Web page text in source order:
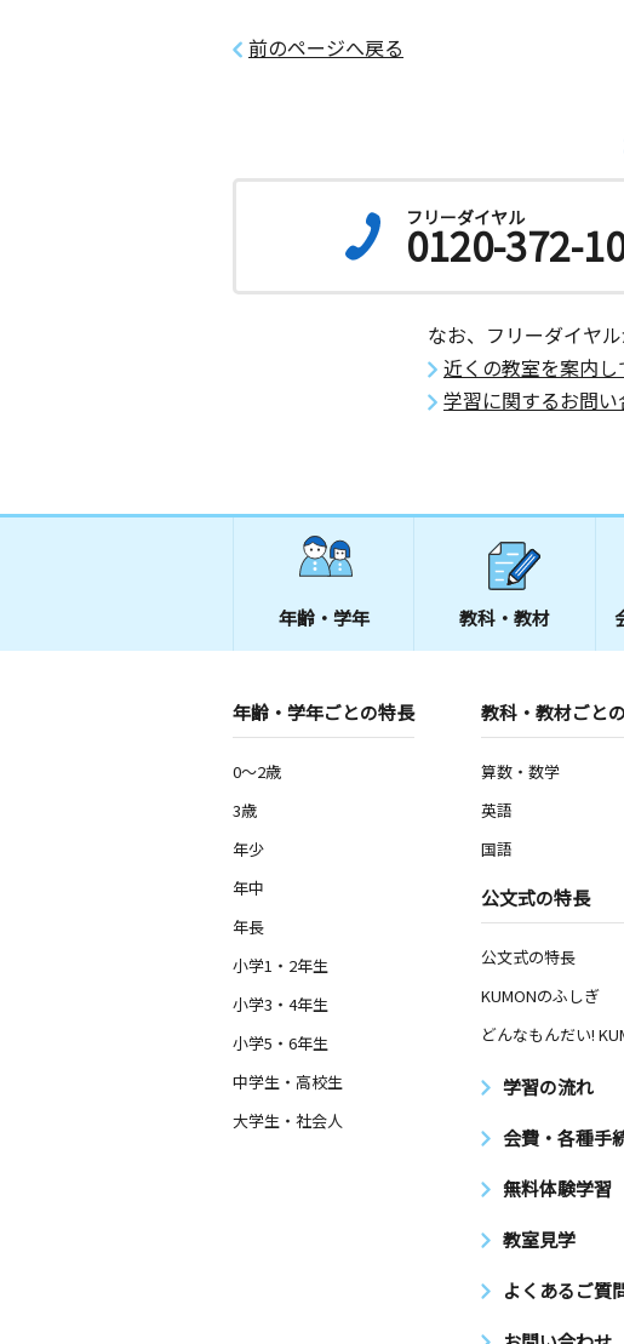
桃浜公園前教室
火 水 木 金 土 日
0歳～中学生
０２
代官町教室
水 木 金 土
日
0歳～高校生
南原教室
金 土
神奈川県平塚市南原１丁目１３－１０
東八幡教室
2歳～高校生
神奈川県平塚市東八幡１丁目９－３０
金
金 土 日
神奈川県平塚市花水台３０－６ 濱嶽神社 社務
夕陽ヶ丘教室
金 土 日
神奈川県平塚市夕陽ケ丘５３－５ 夕陽ケ丘ハイ
前のページへ戻る
フリーダイヤル
0120-372-
なお、フリーダイヤ
近くの教室を案内し
学習に関するお問い
年齢・学年 教科・教材
年齢・学年ごとの特長
0～2歳
3歳
年少
年中
年長
小学1・2年生
小学3・4年生
小学5・6年生
中学生・高校生
大学生・社会人
教科・教材ごと
算数・数学
英語
国語
公文式の特長
公文式の特長
KUMONのふしぎ
どんなもんだい!
学習の流れ
会費・各種手
無料体験学習
教室見学
よくあるご質